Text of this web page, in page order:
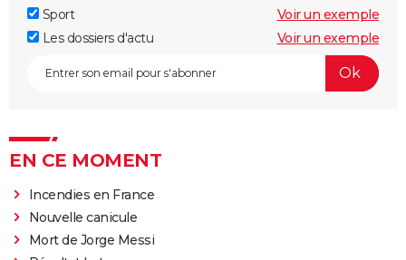
Sport
Voir un exemple
Les dossiers d'actu
Voir un exemple
EN CE MOMENT
Incendies en France
Nouvelle canicule
Mort de Jorge Messi